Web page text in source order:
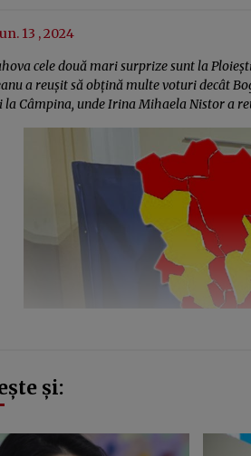
13 , 2024
cele două mari surprize sunt la
a reușit să obțină multe voturi decât
la Câmpina, unde Irina Mihaela Nistor a
și: